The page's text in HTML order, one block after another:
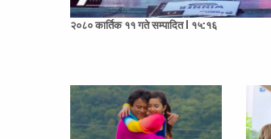
२०८० कार्तिक ११ गते सम्पादित l १५:१६